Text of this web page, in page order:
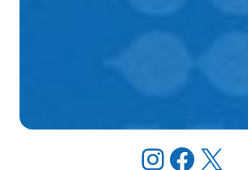
Instagram Facebook X